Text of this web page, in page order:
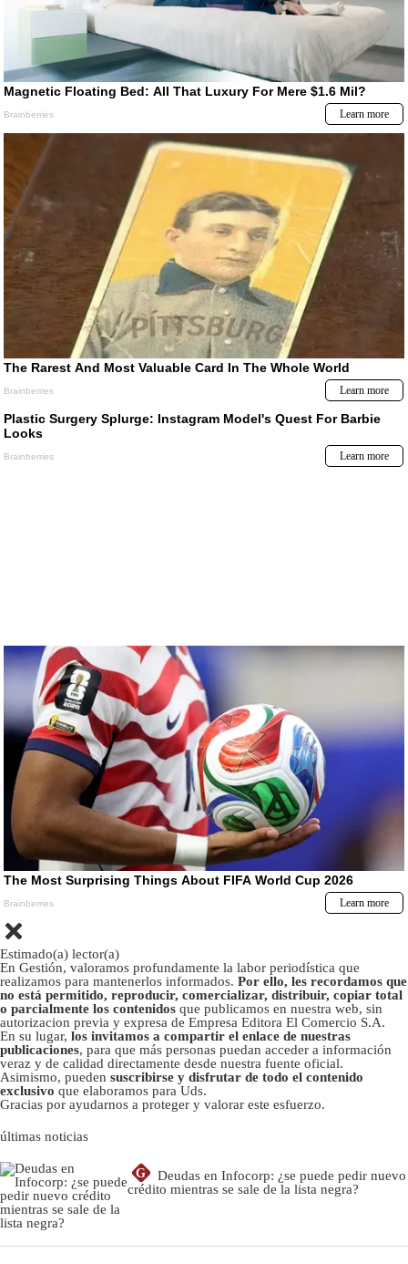
Estimado(a) lector(a)
En Gestión, valoramos profundamente la labor periodística que
realizamos para mantenerlos informados. Por ello, les recordamos que
no está permitido, reproducir, comercializar, distribuir, copiar total
o parcialmente los contenidos que publicamos en nuestra web, sin
autorizacion previa y expresa de Empresa Editora El Comercio S.A.
En su lugar, los invitamos a compartir el enlace de nuestras
publicaciones, para que más personas puedan acceder a información
veraz y de calidad directamente desde nuestra fuente oficial.
Asimismo, pueden suscribirse y disfrutar de todo el contenido
exclusivo que elaboramos para Uds.
Gracias por ayudarnos a proteger y valorar este esfuerzo.
últimas noticias
G
Deudas en Infocorp: ¿se puede pedir nuevo
crédito mientras se sale de la lista negra?